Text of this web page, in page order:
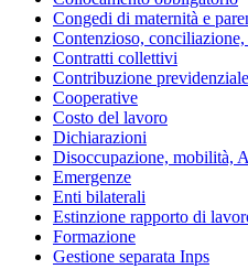
Congedi di maternità e
Contenzioso,
Contratti collettivi
Contribuzione
Cooperative
Costo del lavoro
Dichiarazioni
Disoccupazione, mobilità,
Emergenze
Enti bilaterali
Estinzione rapporto di
Formazione
Gestione separata Inps